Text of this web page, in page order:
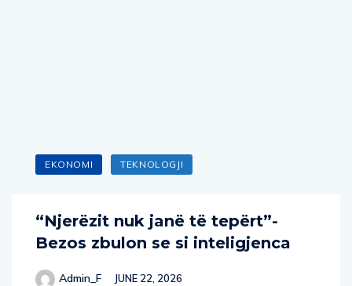
EKONOMI TEKNOLOGJI
“Njerëzit nuk janë të tepërt”-
Bezos zbulon se si inteligjenca
Admin_F JUNE 22, 2026